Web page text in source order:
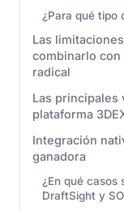
¿Para qué tipo
Las
combinarlo con
radical
Las principales
plataforma
Integración
ganadora
¿En qué casos
DraftSight y